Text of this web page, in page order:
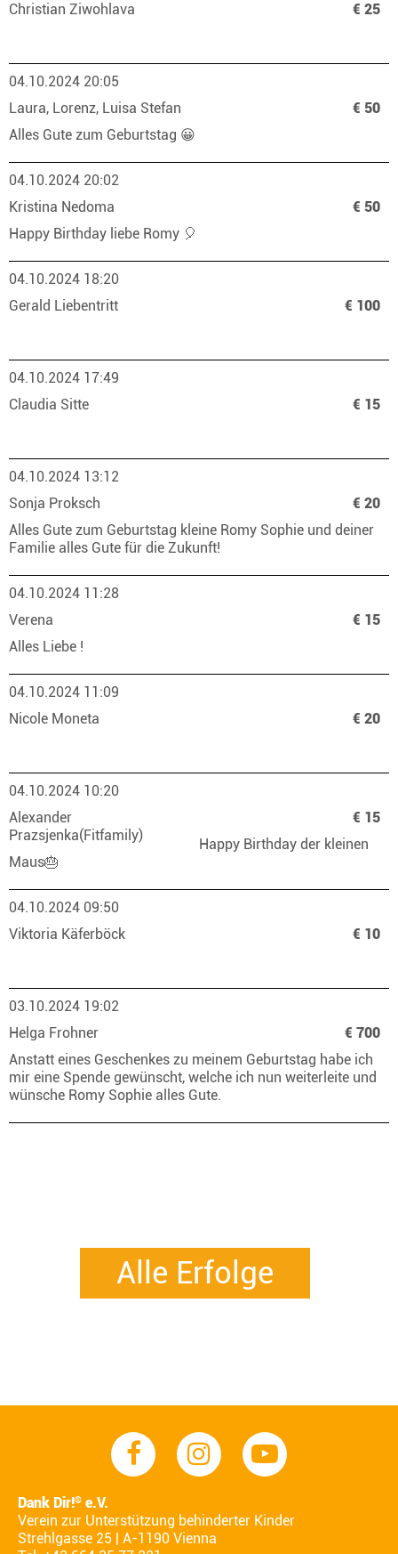
Christian Ziwohlava
€ 25
04.10.2024 20:05
Laura, Lorenz, Luisa Stefan
€ 50
Alles Gute zum Geburtstag 😀
04.10.2024 20:02
Kristina Nedoma
€ 50
Happy Birthday liebe Romy 🎈
04.10.2024 18:20
Gerald Liebentritt
€ 100
04.10.2024 17:49
Claudia Sitte
€ 15
04.10.2024 13:12
Sonja Proksch
€ 20
Alles Gute zum Geburtstag kleine Romy Sophie und deiner
Familie alles Gute für die Zukunft!
04.10.2024 11:28
Verena
€ 15
Alles Liebe !
04.10.2024 11:09
Nicole Moneta
€ 20
04.10.2024 10:20
Alexander
Prazsjenka(Fitfamily)
€ 15
Happy Birthday der kleinen
Maus🎂
04.10.2024 09:50
Viktoria Käferböck
€ 10
03.10.2024 19:02
Helga Frohner
€ 700
Anstatt eines Geschenkes zu meinem Geburtstag habe ich
mir eine Spende gewünscht, welche ich nun weiterleite und
wünsche Romy Sophie alles Gute.
Alle Erfolge
Dank Dir!® e.V.
Verein zur Unterstützung behinderter Kinder
Strehlgasse 25 | A-1190 Vienna